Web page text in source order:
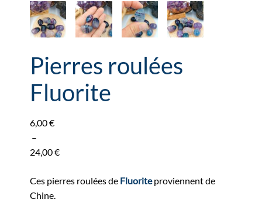
Pierres roulées
Fluorite
6,00€
–
24,00€
de
prix :
Ces pierres roulées de Fluoriteproviennent de
Chine.